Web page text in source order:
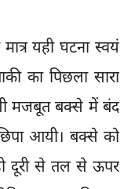
यही घटना स्वयं
का पिछला सारा
मजबूत बक्से में बंद
आयी। बक्से को
दूरी से तल से ऊपर